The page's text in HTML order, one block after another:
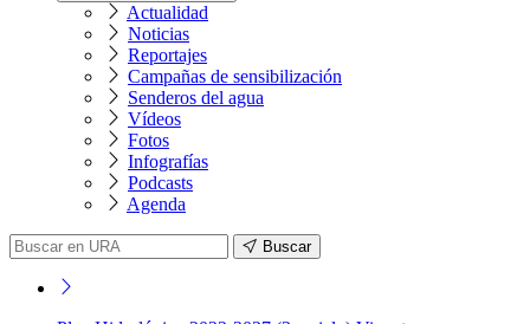
Actualidad
Noticias
Reportajes
Campañas de sensibilización
Senderos del agua
Vídeos
Fotos
Infografías
Podcasts
Agenda
Buscar